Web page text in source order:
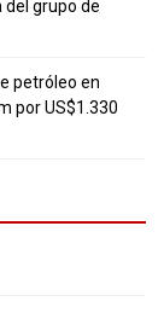
del grupo de
petróleo en
por US$1.330